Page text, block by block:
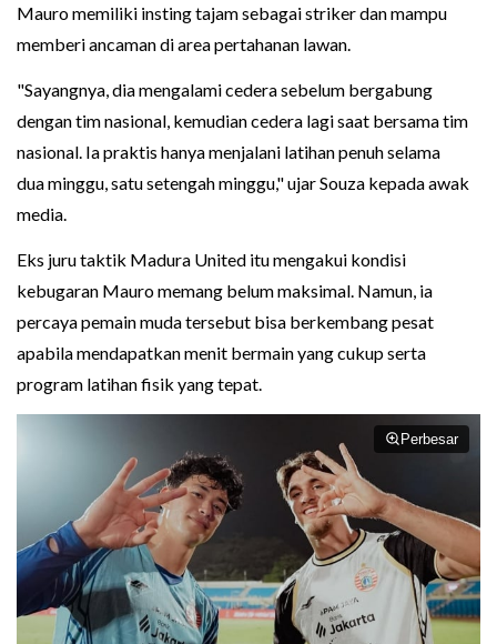
Mauro memiliki insting tajam sebagai striker dan mampu
memberi ancaman di area pertahanan lawan.
"Sayangnya, dia mengalami cedera sebelum bergabung
dengan tim nasional, kemudian cedera lagi saat bersama tim
nasional. Ia praktis hanya menjalani latihan penuh selama
dua minggu, satu setengah minggu," ujar Souza kepada awak
media.
Eks juru taktik Madura United itu mengakui kondisi
kebugaran Mauro memang belum maksimal. Namun, ia
percaya pemain muda tersebut bisa berkembang pesat
apabila mendapatkan menit bermain yang cukup serta
program latihan fisik yang tepat.
Perbesar